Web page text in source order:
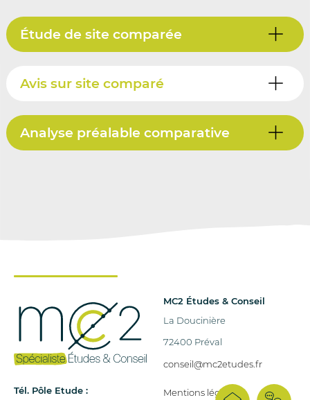
Étude de site comparée
Avis sur site comparé
Analyse préalable comparative
MC2 Études & Conseil
La Doucinière
72400 Préval
conseil@mc2etudes.fr
Tél. Pôle Etude : Mentions légales